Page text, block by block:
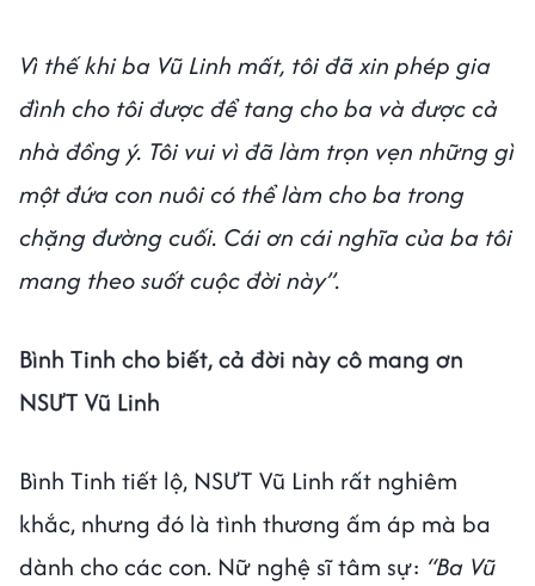
Vì thế khi ba Vũ Linh mất, tôi đã xin phép gia
đình cho tôi được để tang cho ba và được cả
nhà đồng ý. Tôi vui vì đã làm trọn vẹn những gì
một đứa con nuôi có thể làm cho ba trong
chặng đường cuối. Cái ơn cái nghĩa của ba tôi
mang theo suốt cuộc đời này”.
Bình Tinh cho biết, cả đời này cô mang ơn
NSƯT Vũ Linh
Bình Tinh tiết lộ, NSƯT Vũ Linh rất nghiêm
khắc, nhưng đó là tình thương ấm áp mà ba
dành cho các con. Nữ nghệ sĩ tâm sự: “Ba Vũ